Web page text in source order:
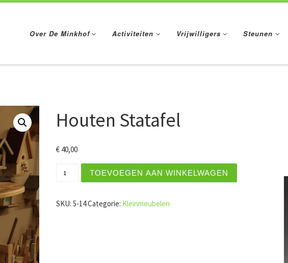
Over De Minkhof
Activiteiten Vrijwilligers Steunen
Houten Statafel
€ 40,00
TOEVOEGEN AAN WINKELWAGEN
SKU: 5-14Categorie: Kleinmeubelen